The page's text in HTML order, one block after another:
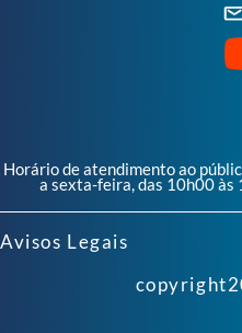
Horário de atendimento ao
a sexta-feira, das 10h00 às
Avisos Legais
copyright